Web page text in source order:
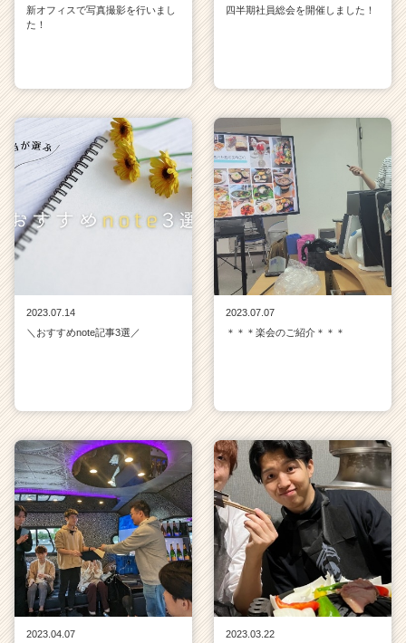
新オフィスで写真撮影を行いまし
た！
四半期社員総会を開催しました！
2023.07.14
＼おすすめnote記事3選／
2023.07.07
＊＊＊楽会のご紹介＊＊＊
2023.04.07
2023.03.22